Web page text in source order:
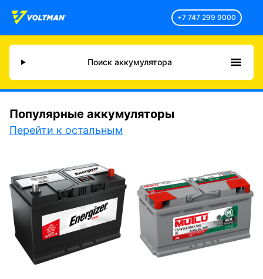
+7 747 299 9000
Поиск аккумулятора
Популярные аккумуляторы
Перейти к остальным